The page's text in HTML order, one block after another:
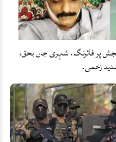
پر فائرنگ، شہری جاں بحق،
زخمی.